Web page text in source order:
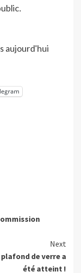
aujourd'hui
Next
plafond de verre a
été atteint !